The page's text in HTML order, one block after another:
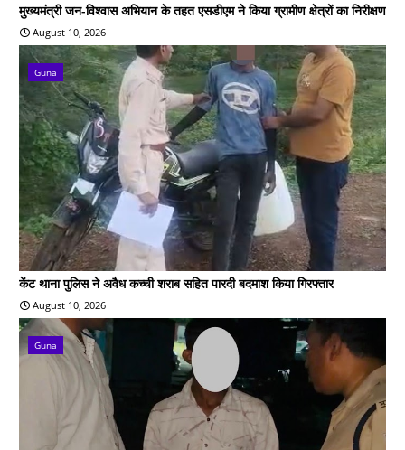
मुख्यमंत्री जन-विश्वास अभियान के तहत एसडीएम ने किया ग्रामीण क्षेत्रों का निरीक्षण
August 10, 2026
Guna
केंट थाना पुलिस ने अवैध कच्ची शराब सहित पारदी बदमाश किया गिरफ्तार
August 10, 2026
Guna